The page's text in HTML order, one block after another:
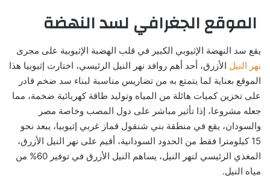
الموقع الجغرافي لسد النهضة
يقع سد النهضة الإثيوبي الكبير في قلب الهضبة الإثيوبية على مجرى
نهر النيل الأزرق، أحد أهم روافد نهر النيل الرئيسي، اختارت إثيوبيا هذا
الموقع بعناية لما يتمتع به من تضاريس مناسبة لبناء سد ضخم قادر
على تخزين كميات هائلة من المياه وتوليد طاقة كهربائية ضخمة، مما
جعله مشروعا، إذا تأثير مباشر على دول المصب وخاصة مصر
والسودان، يقع في منطقة بني شنقول قماز غربي إثيوبيا، يبعد نحو
15 كيلومترا فقط من الحدود السودانية، أقيم على نهر النيل الأزرق،
المغذي الرئيسي لنهر النيل، يساهم النيل الأزرق في توفير 60% من
مياه النيل.